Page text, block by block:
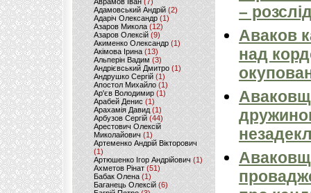
Адамовський Андрій(2)
Адаріч Олександр (1)
Азаров Микола (12)
Азаров Олексій (9)
Акименко Олександр(1)
Акімова Ірина(13)
Альперін Вадим (3)
Андрієвський Дмитро(1)
Андрушко Сергій(1)
Апостол Михайло(1)
Ар'єв Володимир (1)
Арабей Денис(1)
Арахамія Давид (1)
Арбузов Сергій (44)
Арестович Олексій
Миколайович(1)
Артеменко Андрій Вікторович
(1)
Артюшенко Ігор Андрійович(1)
Ахметов Рінат(51)
Бабак Олена(1)
Баганець Олексій(6)
–
Аваков
над